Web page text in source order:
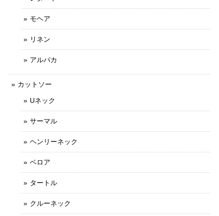
モヘア
リネン
アルパカ
カットソー
Uネック
サーマル
ヘンリーネック
ベロア
タートル
クルーネック